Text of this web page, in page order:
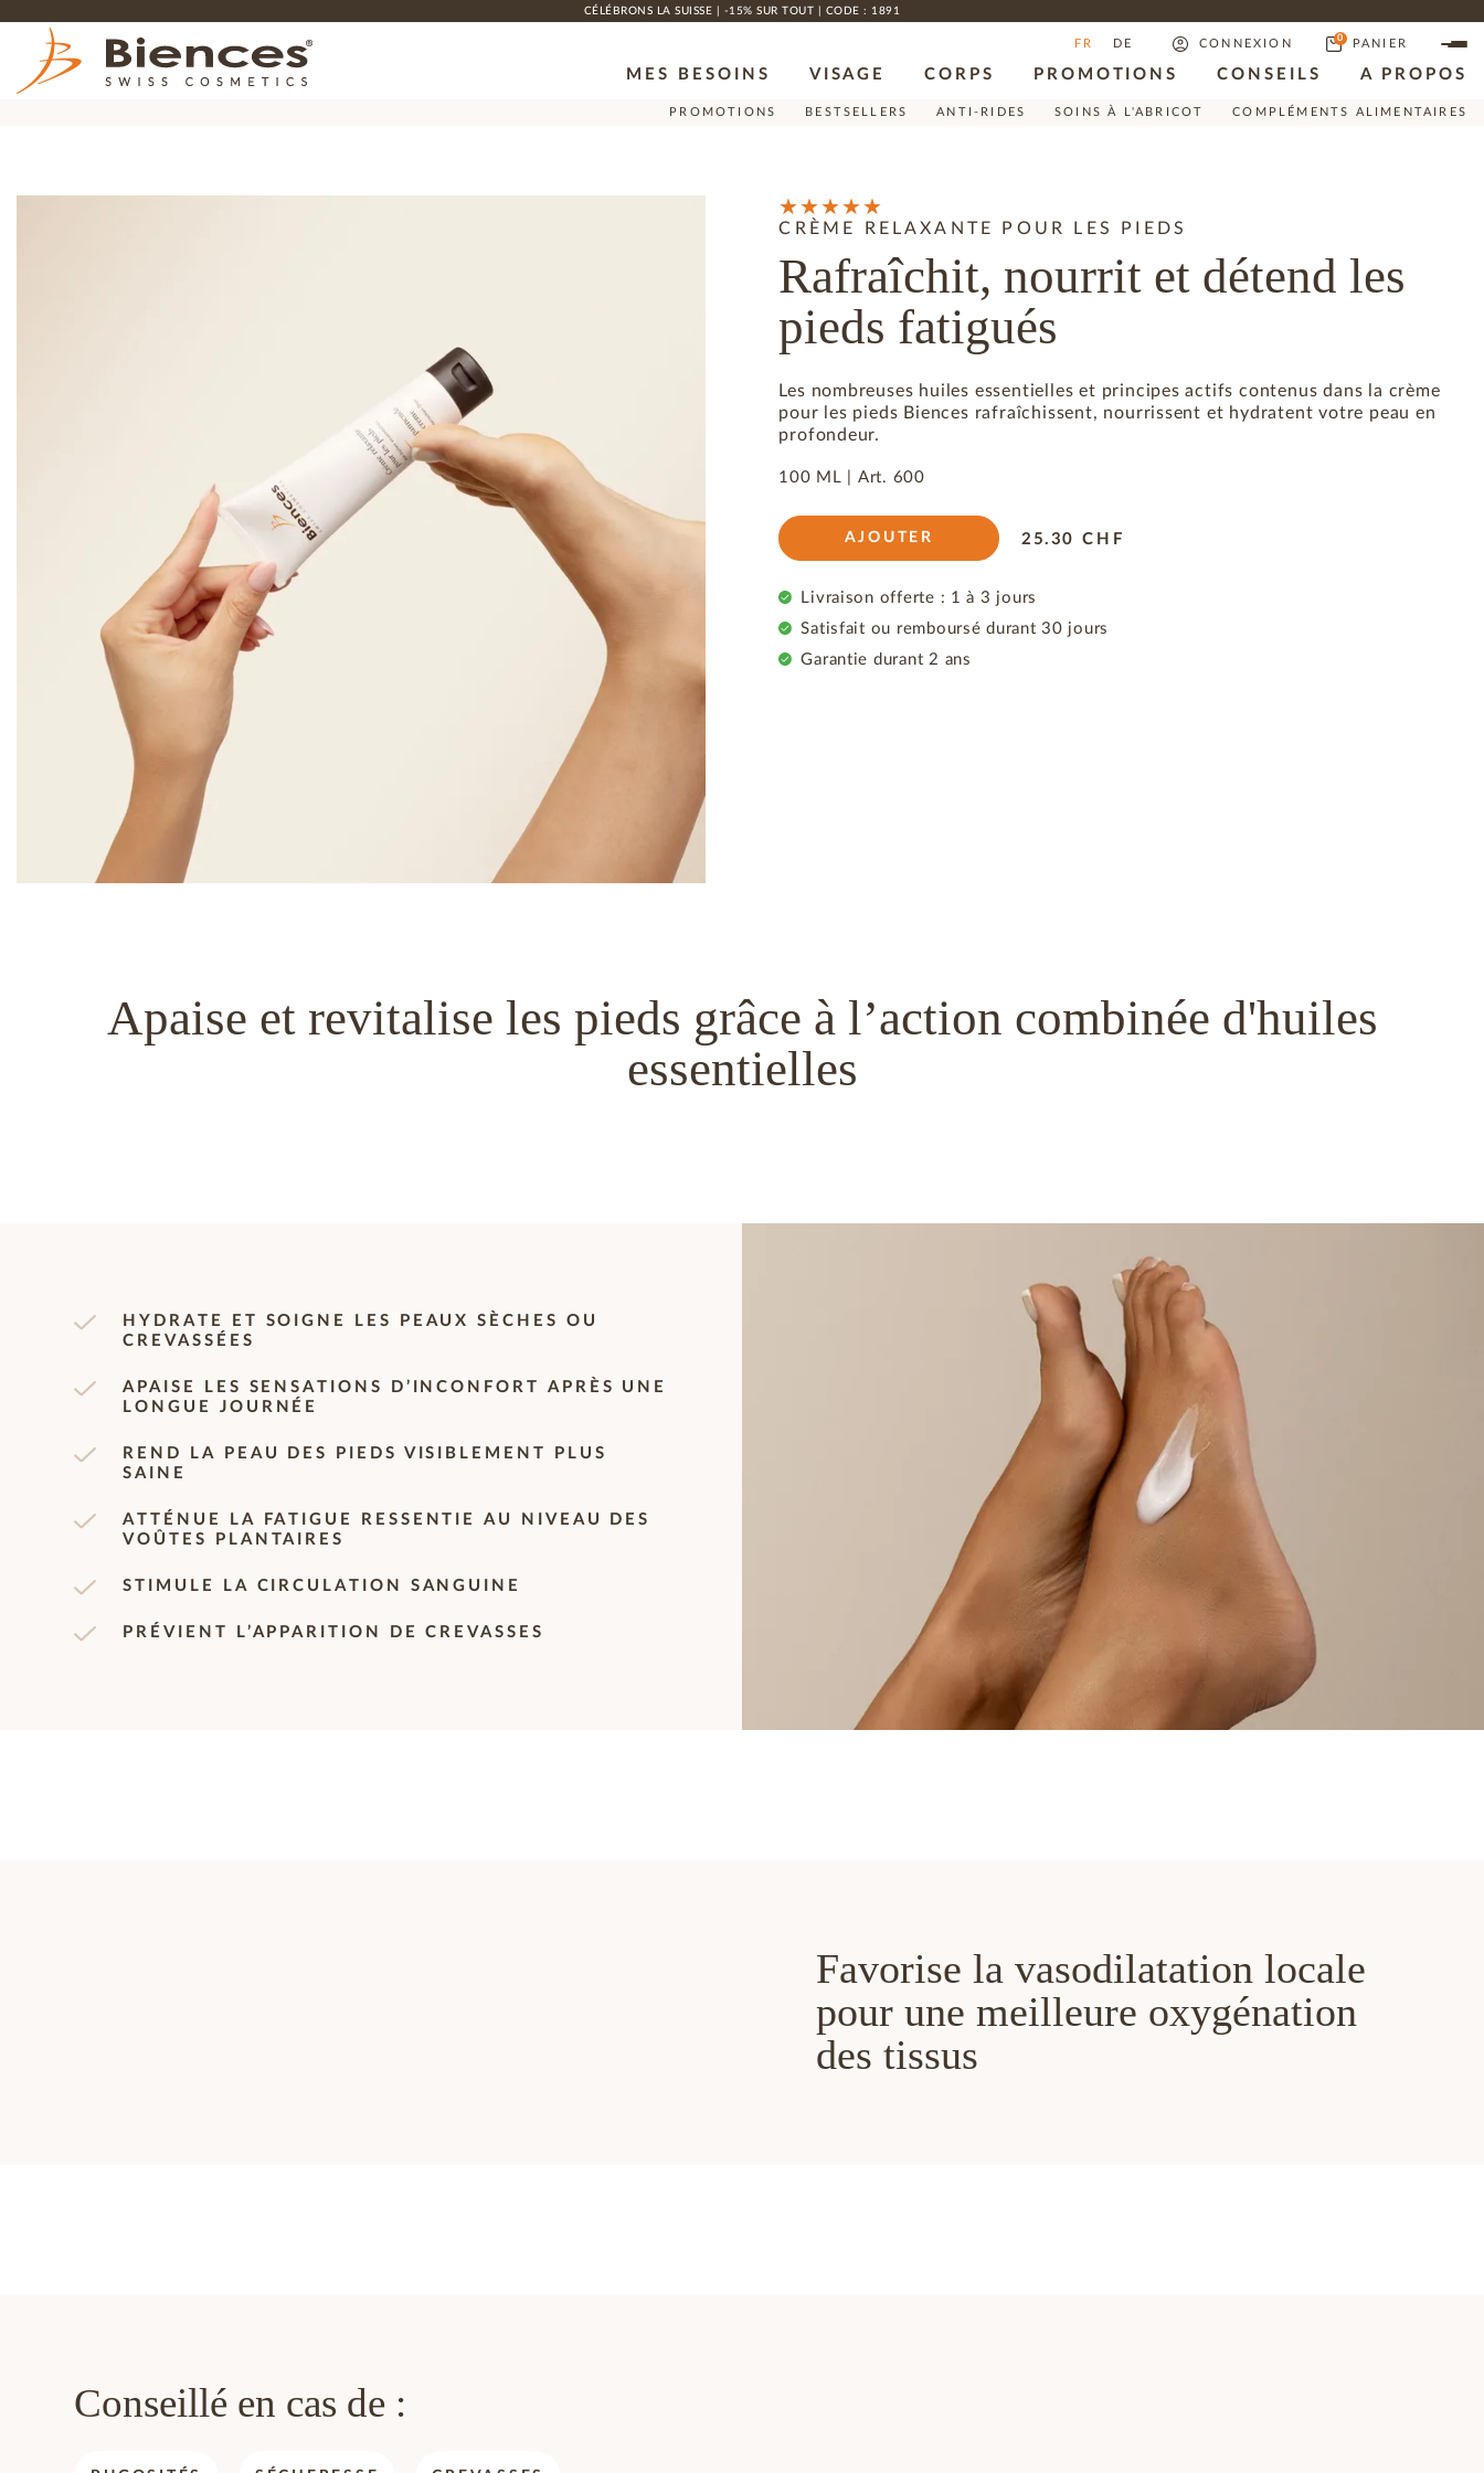
CÉLÉBRONS LA SUISSE | -15% SUR TOUT | CODE : 1891
FR DE CONNEXION 0 PANIER
MES BESOINS VISAGE CORPS PROMOTIONS CONSEILS A PROPOS
PROMOTIONS BESTSELLERS ANTI-RIDES SOINS À L'ABRICOT COMPLÉMENTS ALIMENTAIRES
CRÈME RELAXANTE POUR LES PIEDS
Rafraîchit, nourrit et détend les
pieds fatigués
Les nombreuses huiles essentielles et principes actifs contenus dans la crème
pour les pieds Biences rafraîchissent, nourrissent et hydratent votre peau en
profondeur.
100 ML | Art. 600
AJOUTER 25.30 CHF
Livraison offerte : 1 à 3 jours
Satisfait ou remboursé durant 30 jours
Garantie durant 2 ans
Apaise et revitalise les pieds grâce à l’action combinée d'huiles
essentielles
HYDRATE ET SOIGNE LES PEAUX SÈCHES OU
CREVASSÉES
APAISE LES SENSATIONS D’INCONFORT APRÈS UNE
LONGUE JOURNÉE
REND LA PEAU DES PIEDS VISIBLEMENT PLUS
SAINE
ATTÉNUE LA FATIGUE RESSENTIE AU NIVEAU DES
VOÛTES PLANTAIRES
STIMULE LA CIRCULATION SANGUINE
PRÉVIENT L’APPARITION DE CREVASSES
Favorise la vasodilatation locale
pour une meilleure oxygénation
des tissus
Conseillé en cas de :